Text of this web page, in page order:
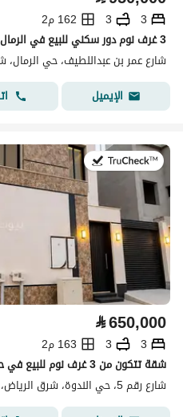
3
3
162 م2
3 غرف نوم دور سكني للبيع في الرمال
شارع عمر بن عبداللطيف، حي الرمال،
الإيميل
في:9 يوليو 2026
⃁650,000
3
3
163 م2
شقة تتكون من 3 غرف نوم للبيع في حي الندوة، الرياض
شارع رقم 5، حي الندوة، شرق الرياض، الرياض